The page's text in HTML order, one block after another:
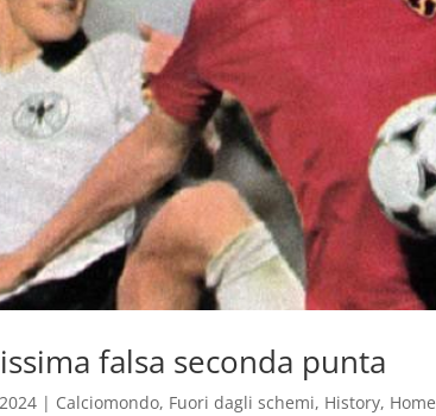
falsa seconda punta
| Calciomondo, Fuori dagli schemi, History, Home